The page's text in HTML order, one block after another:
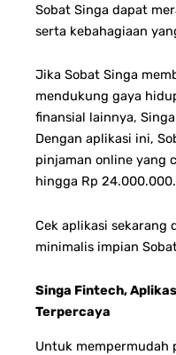
Sobat Singa dapat
serta kebahagiaan
Jika Sobat Singa
mendukung gaya
finansial lainnya,
Dengan aplikasi ini,
pinjaman online yang
hingga Rp 24.000.000.
Cek aplikasi sekarang
minimalis impian
Singa Fintech,
Terpercaya
Untuk mempermudah